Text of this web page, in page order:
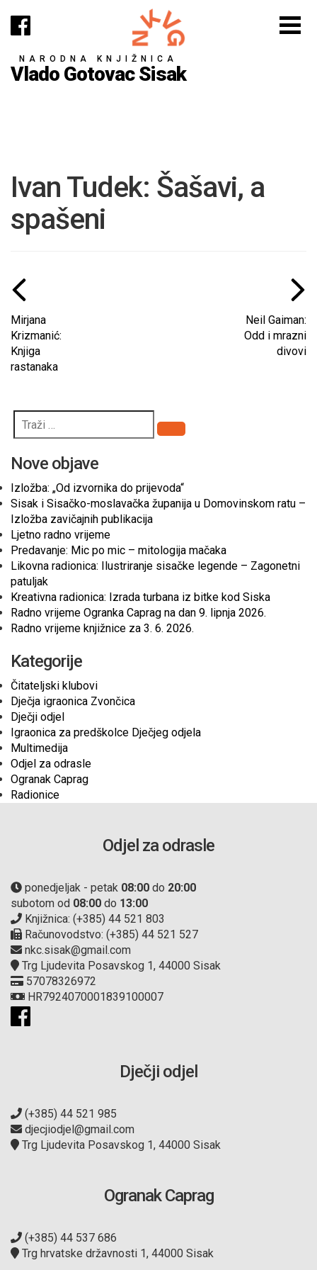
NARODNA KNJIŽNICA
Vlado Gotovac Sisak
Ivan Tudek: Šašavi, a
spašeni
Mirjana
Krizmanić:
Knjiga
rastanaka
Neil Gaiman:
Odd i mrazni
divovi
Pretraži
Nove objave
Izložba: „Od izvornika do prijevoda“
Sisak i Sisačko-moslavačka županija u Domovinskom ratu –
Izložba zavičajnih publikacija
Ljetno radno vrijeme
Predavanje: Mic po mic – mitologija mačaka
Likovna radionica: Ilustriranje sisačke legende – Zagonetni
patuljak
Kreativna radionica: Izrada turbana iz bitke kod Siska
Radno vrijeme Ogranka Caprag na dan 9. lipnja 2026.
Radno vrijeme knjižnice za 3. 6. 2026.
Kategorije
Čitateljski klubovi
Dječja igraonica Zvončica
Dječji odjel
Igraonica za predškolce Dječjeg odjela
Multimedija
Odjel za odrasle
Ogranak Caprag
Radionice
Odjel za odrasle
ponedjeljak - petak 08:00 do 20:00
subotom od 08:00 do 13:00
Knjižnica: (+385) 44 521 803
Računovodstvo: (+385) 44 521 527
nkc.sisak@gmail.com
Trg Ljudevita Posavskog 1, 44000 Sisak
57078326972
HR7924070001839100007
Dječji odjel
(+385) 44 521 985
djecjiodjel@gmail.com
Trg Ljudevita Posavskog 1, 44000 Sisak
Ogranak Caprag
(+385) 44 537 686
Trg hrvatske državnosti 1, 44000 Sisak